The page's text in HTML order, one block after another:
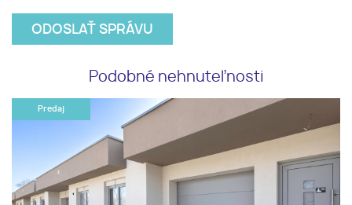
Podobné nehnuteľnosti
Predaj